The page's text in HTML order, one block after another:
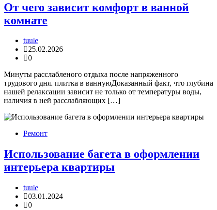
От чего зависит комфорт в ванной
комнате
tuule
25.02.2026
0
Минуты расслабленого отдыха после напряженного
трудового дня. плитка в ваннуюДоказанный факт, что глубина
нашей релаксации зависит не только от температуры воды,
наличия в ней расслабляющих […]
Ремонт
Использование багета в оформлении
интерьера квартиры
tuule
03.01.2024
0